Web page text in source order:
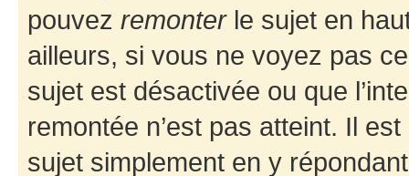
pouvez remonterle sujet en
ailleurs, si vous ne voyez pas
sujet est désactivée ou que
remontée n’est pas atteint. Il
sujet simplement en y